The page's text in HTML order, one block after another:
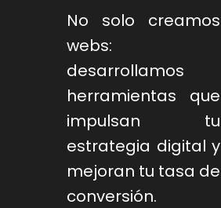
No solo creamos
webs:
desarrollamos
herramientas que
impulsan tu
estrategia digital y
mejoran tu tasa de
conversión.